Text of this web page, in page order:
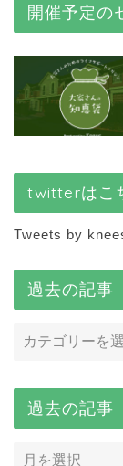
開催予定の
twitterはこ
Tweets by
過去の記事
過去の記事